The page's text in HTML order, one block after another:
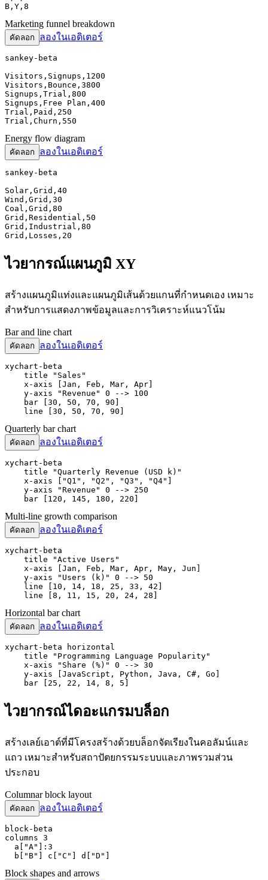
B,Y,8
Marketing funnel breakdown
คัดลอก ลองในเอดิเตอร์
sankey-beta
Visitors,Signups,1200
Visitors,Bounce,3800
Signups,Trial,800
Signups,Free Plan,400
Trial,Paid,250
Trial,Churn,550
Energy flow diagram
คัดลอก ลองในเอดิเตอร์
sankey-beta
Solar,Grid,40
Wind,Grid,30
Coal,Grid,80
Grid,Residential,50
Grid,Industrial,80
Grid,Losses,20
ไวยากรณ์แผนภูมิ XY
สร้างแผนภูมิแท่งและแผนภูมิเส้นด้วยแกนที่กำหนดเอง เหมาะ
สำหรับการแสดงภาพข้อมูลและการวิเคราะห์แนวโน้ม
Bar and line chart
คัดลอก ลองในเอดิเตอร์
xychart-beta
    title "Sales"
    x-axis [Jan, Feb, Mar, Apr]
    y-axis "Revenue" 0 --> 100
    bar [30, 50, 70, 90]
    line [30, 50, 70, 90]
Quarterly bar chart
คัดลอก ลองในเอดิเตอร์
xychart-beta
    title "Quarterly Revenue (USD k)"
    x-axis ["Q1", "Q2", "Q3", "Q4"]
    y-axis "Revenue" 0 --> 250
    bar [120, 145, 180, 220]
Multi-line growth comparison
คัดลอก ลองในเอดิเตอร์
xychart-beta
    title "Active Users"
    x-axis [Jan, Feb, Mar, Apr, May, Jun]
    y-axis "Users (k)" 0 --> 50
    line [10, 14, 18, 25, 33, 42]
    line [8, 11, 15, 20, 24, 28]
Horizontal bar chart
คัดลอก ลองในเอดิเตอร์
xychart-beta horizontal
    title "Programming Language Popularity"
    x-axis "Share (%)" 0 --> 30
    y-axis [JavaScript, Python, Java, C#, Go]
    bar [25, 22, 14, 8, 5]
ไวยากรณ์ไดอะแกรมบล็อก
สร้างเลย์เอาต์ที่มีโครงสร้างด้วยบล็อกจัดเรียงในคอลัมน์และ
แถว เหมาะสำหรับสถาปัตยกรรมระบบและภาพรวมส่วน
ประกอบ
Columnar block layout
คัดลอก ลองในเอดิเตอร์
block-beta
columns 3
  a["A"]:3
  b["B"] c["C"] d["D"]
Block shapes and arrows